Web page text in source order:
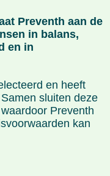
Preventh aan de
in balans,
en in
en heeft
sluiten deze
Preventh
kan